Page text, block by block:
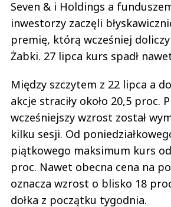
Seven & i Holdings a
inwestorzy zaczęli
premię, którą wcześniej
Żabki. 27 lipca kurs spadł
Między szczytem z 22 lipca a
akcje straciły około 20,5 proc.
wcześniejszy wzrost został
kilku sesji. Od
piątkowego maksimum kurs
proc. Nawet obecna cena na
oznacza wzrost o blisko 18
dołka z początku tygodnia.